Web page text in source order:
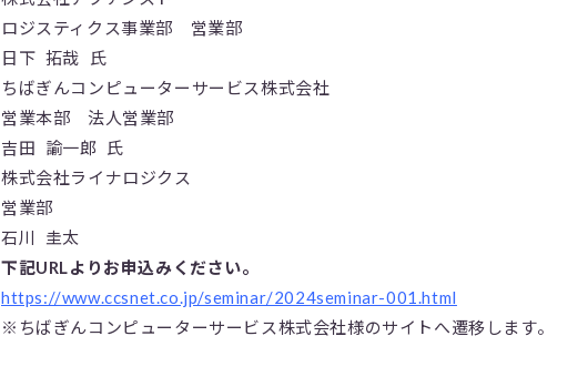
ロジスティクス事業部 営業部
日下 拓哉 氏
ちばぎんコンピューターサービス株式会社
営業本部 法人営業部
吉田 諭一郎 氏
株式会社ライナロジクス
営業部
石川 圭太
下記URLよりお申込みください。
https://www.ccsnet.co.jp/seminar/2024seminar-001.html
※ちばぎんコンピューターサービス株式会社様のサイトへ遷移します。